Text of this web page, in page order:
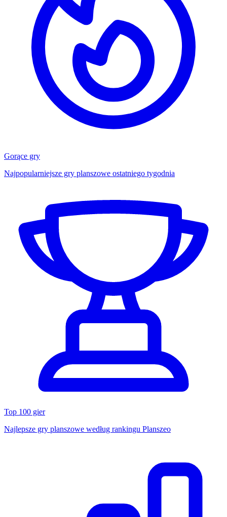
Gorące gry
Najpopularniejsze gry planszowe ostatniego tygodnia
Top 100 gier
Najlepsze gry planszowe według rankingu Planszeo